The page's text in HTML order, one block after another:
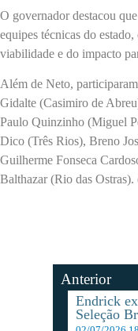
O governador destacou
equipes técnicas do
viabilidade e do impacto
Além de Neto,
Gidalte (Casimiro de
Paulo Quinzinho (Miguel
Dico (Três Rios), Breno
Guilherme Fonseca
Balthazar (Rio das
Anterior
Endrick
Seleção